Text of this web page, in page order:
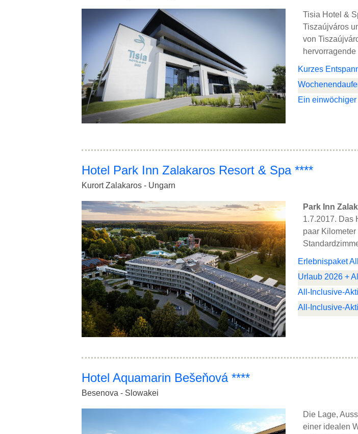
Tisia Hotel &
Tiszaújváros
von
Kurzes
Ein
Hotel Park Inn Zalakaros Resort & Spa ****
Kurort Zalakaros - Ungarn
Park Inn
1.7.2017. Das
paar
Erlebnispaket
Urlaub 2026 +
All-Inclusive-
All-Inclusive-
Hotel Aquamarin Bešeňová ****
Besenova - Slowakei
Die Lage,
einer idealen